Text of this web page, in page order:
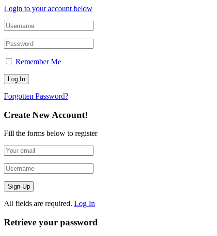
Login to your account below
Remember Me
Forgotten Password?
Create New Account!
Fill the forms below to register
All fields are required. Log In
Retrieve your password